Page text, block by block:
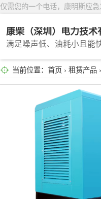
仅需您的一个电话，康明斯应
康柴（深圳）电力技术
当前位置： 首页 › 租赁产品 ›
深圳租赁